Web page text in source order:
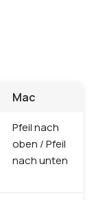
Mac
Pfeil nach
oben / Pfeil
nach unten